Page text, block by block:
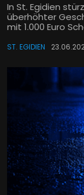
In St. Egidien
überhöhter
mit 1.000 Euro
ST. EGIDIEN